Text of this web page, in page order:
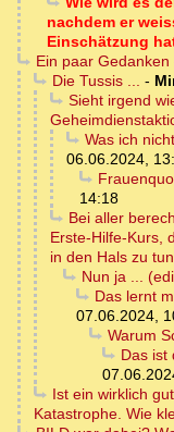
nachdem er
Einschätzung
Ein paar Gedanken
Die Tussis ... -
Sieht irgend
Was ich
06.06.2024,
14:18
Bei aller
Erste-Hilfe-Kurs,
in den Hals zu
Nun ja ...
Das lernt
07.06.2024,
Warum
Das ist
Ist ein wirklich
Katastrophe. Wie